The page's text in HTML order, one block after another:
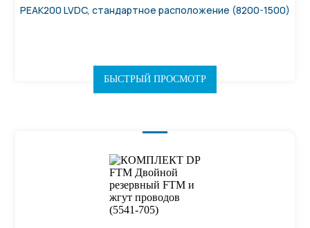
PEAK200 LVDC, стандартное расположение (8200-1500)
БЫСТРЫЙ ПРОСМОТР